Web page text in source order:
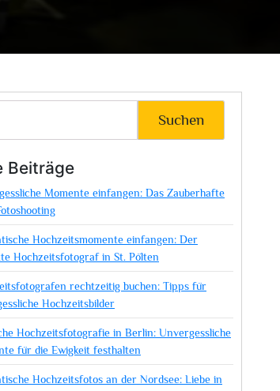
Suchen
Beiträge
Momente einfangen: Das Zauberhafte
Hochzeitsmomente einfangen: Der
Hochzeitsfotograf in St. Pölten
rechtzeitig buchen: Tipps für
Hochzeitsbilder
Hochzeitsfotografie in Berlin: Unvergessliche
für die Ewigkeit festhalten
Hochzeitsfotos an der Nordsee: Liebe in